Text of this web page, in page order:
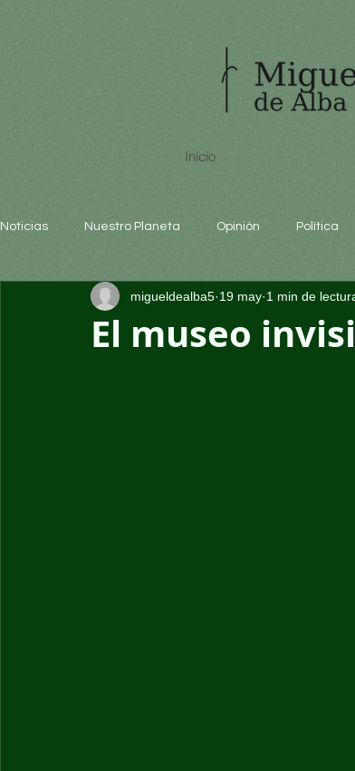
Inicio
Noticias Nuestro Planeta Opinión Política
Arte y cultura Educación educación
El museo
migueldealba5 19 may 1 min de